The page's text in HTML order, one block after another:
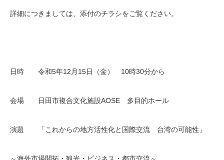
詳細につきましては、添付のチラシをご覧ください。
日時 令和5年12月15日（金） 10時30分から
会場 日田市複合文化施設AOSE 多目的ホール
演題 「これからの地方活性化と国際交流 台湾の可能性」